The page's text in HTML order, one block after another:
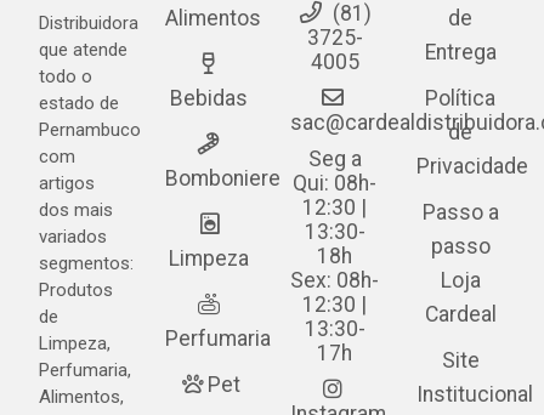
Distribuidora
que atende
todo o
estado de
Pernambuco
com
artigos
dos mais
variados
segmentos:
Produtos
de
Limpeza,
Perfumaria,
Alimentos,
Alimentos
Bebidas
Bomboniere
Limpeza
Perfumaria
Pet
(81)
3725-
4005
Seg a
Qui: 08h-
12:30 |
13:30-
18h
Sex: 08h-
12:30 |
13:30-
17h
de
Entrega
Política
de
Privacidade
Passo a
passo
Loja
Cardeal
Site
Institucional